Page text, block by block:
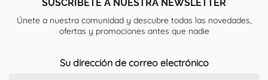
Únete a nuestra comunidad y descubre todas las novedades,
ofertas y promociones antes que nadie
Su dirección de correo electrónico